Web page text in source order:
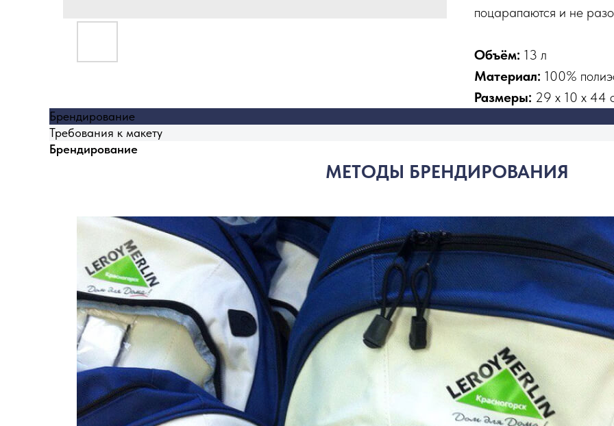
поцарапаются и не
Объём: 13 л
Материал: 100%
Размеры: 29 х 10 х 44
Брендирование
Требования к макету
Брендирование
МЕТОДЫ БРЕНДИРОВАНИЯ